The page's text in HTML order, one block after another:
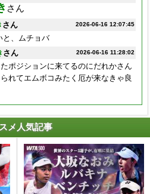
さん
2026-06-16 12:07:45
さん
と、ムチョバ
2026-06-16 11:28:02
さん
ポジションに来てるのにだれかさん
れてエムボコみたく厄が来なきゃ良
メ人気記事